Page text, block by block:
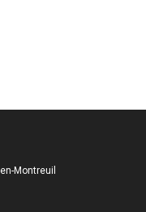
Montreuil